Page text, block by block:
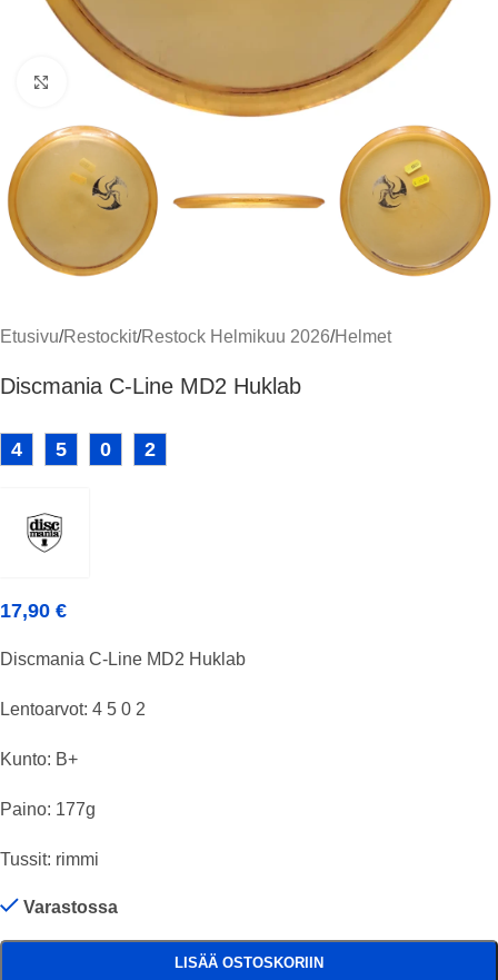
Klikkaa suuremmaksi
Etusivu/Restockit/Restock Helmikuu 2026/Helmet
Discmania C-Line MD2 Huklab
4 5 0 2
17,90 €
Discmania C-Line MD2 Huklab
Lentoarvot: 4 5 0 2
Kunto: B+
Paino: 177g
Tussit: rimmi
Varastossa
LISÄÄ OSTOSKORIIN